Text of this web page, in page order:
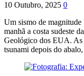
10 Outubro, 2025 0
Um sismo de magnitude
manhã a costa sudeste
Geológico dos EUA. As
tsunami depois do